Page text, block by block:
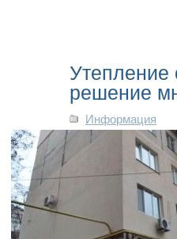
Утепление
решение
Информация